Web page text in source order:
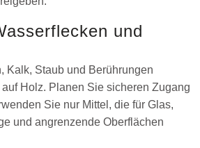
und
Kalk, Staub und Berührungen
Holz. Planen Sie sicheren Zugang
Sie nur Mittel, die für Glas,
und angrenzende Oberflächen